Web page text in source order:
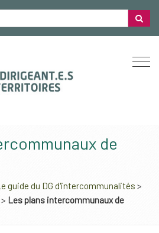
de
guide du DG d'intercommunalités >
> Les plans intercommunaux de